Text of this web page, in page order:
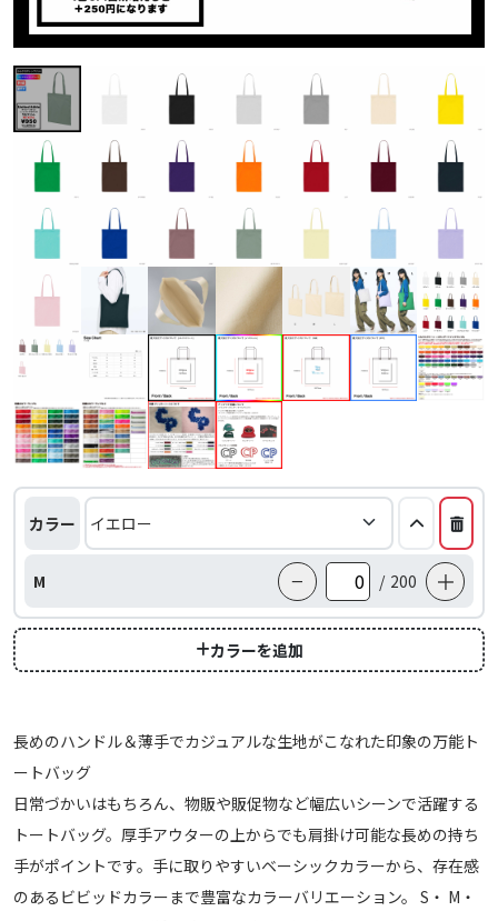
カラー
M − / 200 ＋
カラーを追加
長めのハンドル＆薄手でカジュアルな生地がこなれた印象の万能ト
ートバッグ
日常づかいはもちろん、物販や販促物など幅広いシーンで活躍する
トートバッグ。厚手アウターの上からでも肩掛け可能な長めの持ち
手がポイントです。手に取りやすいベーシックカラーから、存在感
のあるビビッドカラーまで豊富なカラーバリエーション。 S・ M・